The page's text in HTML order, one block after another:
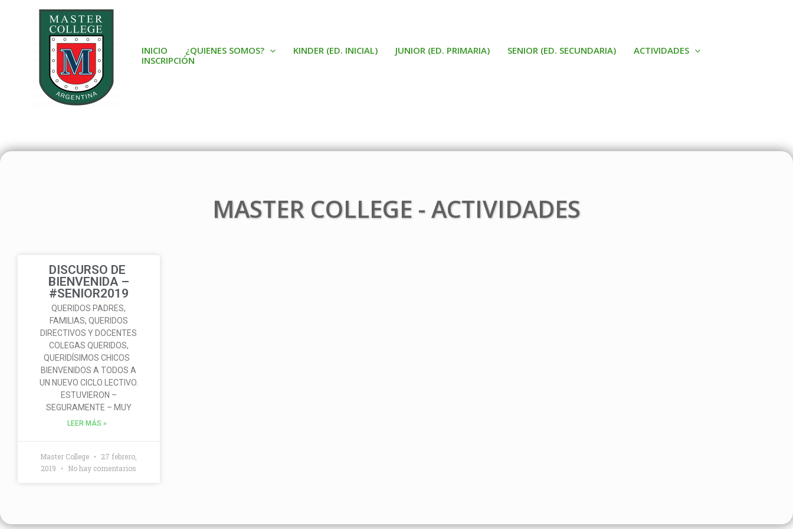
INICIO ¿QUIENES SOMOS? KINDER (ED. INICIAL) JUNIOR (ED. PRIMARIA) SENIOR (ED. SECUNDARIA)
ACTIVIDADES
INSCRIPCIÓN
MASTER COLLEGE - ACTIVIDADES
DISCURSO DE
BIENVENIDA –
#SENIOR2019
QUERIDOS PADRES,
FAMILIAS, QUERIDOS
DIRECTIVOS Y DOCENTES
COLEGAS QUERIDOS,
QUERIDÍSIMOS CHICOS
BIENVENIDOS A TODOS A
UN NUEVO CICLO LECTIVO.
ESTUVIERON –
SEGURAMENTE – MUY
LEER MÁS »
Master College
27 febrero,
2019
No hay comentarios